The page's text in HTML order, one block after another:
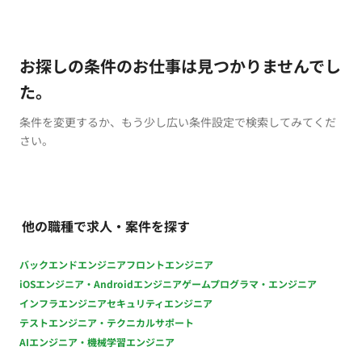
お探しの条件のお仕事は見つかりませんでし
た。
条件を変更するか、もう少し広い条件設定で検索してみてくだ
さい。
他の職種で求人・案件を探す
バックエンドエンジニアフロントエンジニア
iOSエンジニア・Androidエンジニアゲームプログラマ・エンジニア
インフラエンジニアセキュリティエンジニア
テストエンジニア・テクニカルサポート
AIエンジニア・機械学習エンジニア